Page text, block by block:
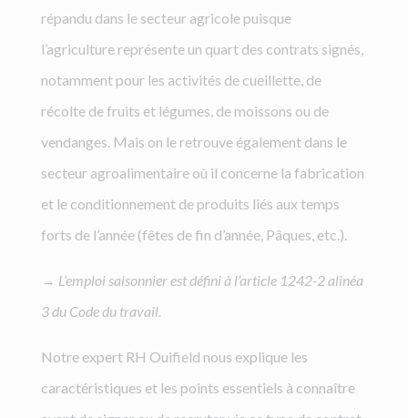
répandu dans le secteur agricole puisque
l’agriculture représente un quart des contrats signés,
notamment pour les activités de cueillette, de
récolte de fruits et légumes, de moissons ou de
vendanges. Mais on le retrouve également dans le
secteur agroalimentaire où il concerne la fabrication
et le conditionnement de produits liés aux temps
forts de l’année (fêtes de fin d’année, Pâques, etc.).
→ L’emploi saisonnier est défini à l’article 1242-2 alinéa
3 du Code du travail.
Notre expert RH Ouifield nous explique les
caractéristiques et les points essentiels à connaître